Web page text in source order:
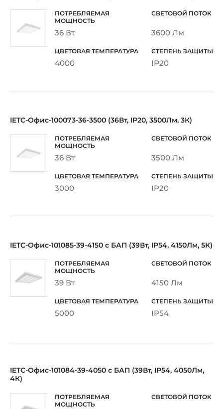
36 Вт 3600 Лм
4000 IP20
IETC-Офис-100073-36-3500 (36Вт, IP20, 3500Лм, 3К)
36 Вт 3500 Лм
3000 IP20
IETC-Офис-101085-39-4150 с БАП (39Вт, IP54, 4150Лм, 5К)
39 Вт 4150 Лм
5000 IP54
IETC-Офис-101084-39-4050 с БАП (39Вт, IP54, 4050Лм,
4К)